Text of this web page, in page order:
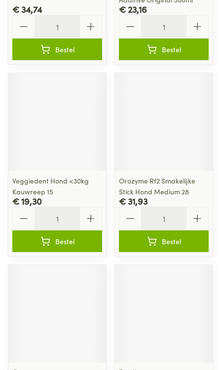
€ 34,74
Bestel
€ 23,16
Bestel
Veggiedent Hond <30kg
Kauwreep 15
€ 19,30
Bestel
Orozyme Rf2 Smakelijke
Stick Hond Medium 28
€ 31,93
Bestel